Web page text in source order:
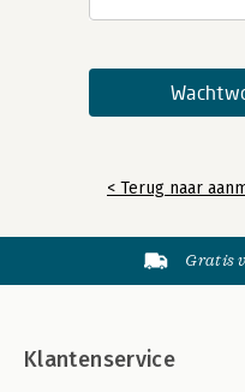
< Terug naar
Gratis
Klantenservice